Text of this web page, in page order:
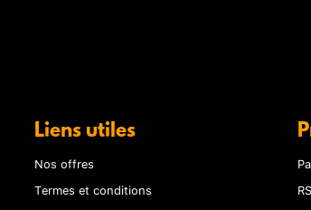
Liens utiles
Nos offres
Termes et conditions